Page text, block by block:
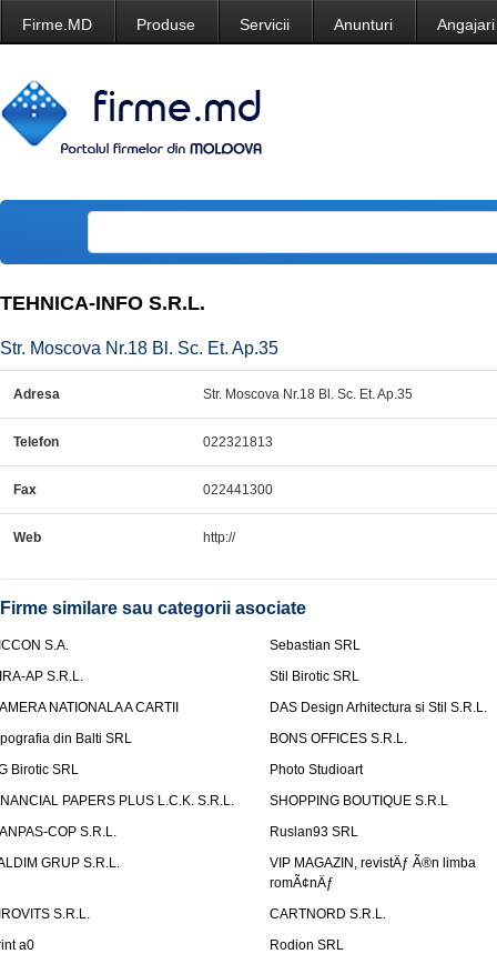
Firme.MD Produse Servicii Anunturi Angajari
TEHNICA-INFO S.R.L.
Str. Moscova Nr.18 Bl. Sc. Et. Ap.35
Adresa Str. Moscova Nr.18 Bl. Sc. Et. Ap.35
Telefon 022321813
Fax 022441300
Web http://
Firme similare sau categorii asociate
S.A.
Sebastian SRL
AP S.R.L.
Stil Birotic SRL
NATIONALA A CARTII
DAS Design Arhitectura si Stil S.R.L.
din Balti SRL
BONS OFFICES S.R.L.
Birotic SRL
Photo Studioart
PAPERS PLUS L.C.K. S.R.L.
SHOPPING BOUTIQUE S.R.L
COP S.R.L.
Ruslan93 SRL
GRUP S.R.L.
VIP MAGAZIN, revistÄƒ Ã®n limba
romÃ¢nÄƒ
S.R.L.
CARTNORD S.R.L.
a0
Rodion SRL